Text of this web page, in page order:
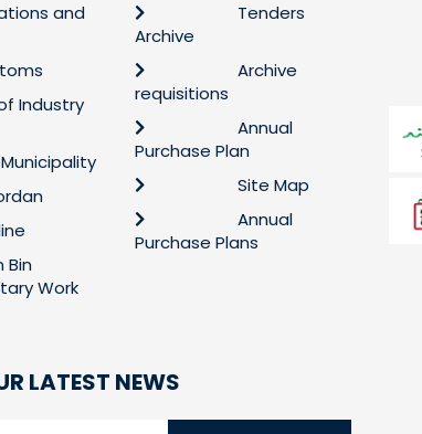
and
Industry
Bin
Work
Tenders
Archive
Archive
requisitions
Annual
Purchase Plan
Site Map
Annual
Purchase Plans
LATEST NEWS